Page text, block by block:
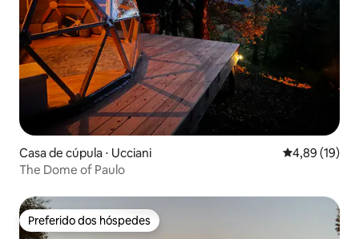
Casa de cúpula ⋅ Ucciani 4,89 de uma
4,89 (19)
The Dome of Paulo
Preferido dos hóspedes
Preferido dos hóspedes